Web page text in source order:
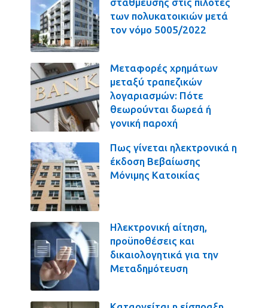
των πολυκατοικιών μετά
τον νόμο 5005/2022
Μεταφορές χρημάτων
μεταξύ τραπεζικών
λογαριασμών: Πότε
θεωρούνται δωρεά ή
γονική παροχή
Πως γίνεται ηλεκτρονικά η
έκδοση Βεβαίωσης
Μόνιμης Κατοικίας
Ηλεκτρονική αίτηση,
προϋποθέσεις και
δικαιολογητικά για την
Μεταδημότευση